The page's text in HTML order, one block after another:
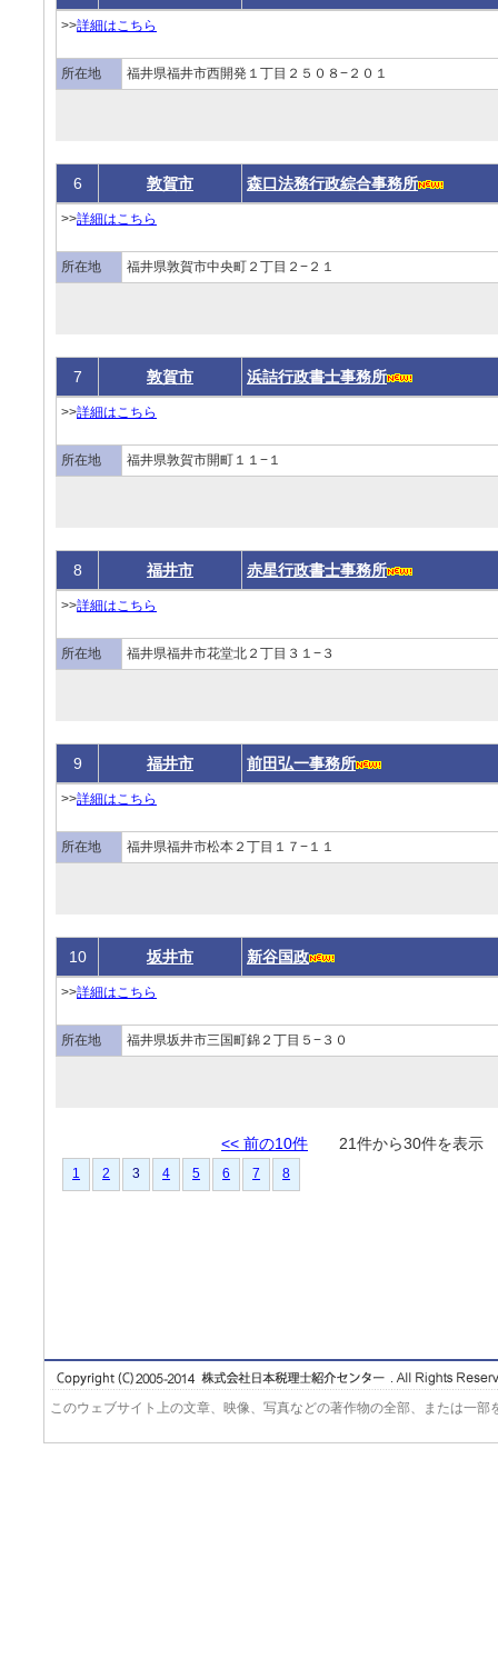
>>詳細はこちら
所在地 福井県福井市西開発１丁目２５０８−２０１
6 敦賀市 森口法務行政綜合事務所
>>詳細はこちら
所在地 福井県敦賀市中央町２丁目２−２１
7 敦賀市 浜詰行政書士事務所
>>詳細はこちら
所在地 福井県敦賀市開町１１−１
8 福井市 赤星行政書士事務所
>>詳細はこちら
所在地 福井県福井市花堂北２丁目３１−３
9 福井市 前田弘一事務所
>>詳細はこちら
所在地 福井県福井市松本２丁目１７−１１
10 坂井市 新谷国政
>>詳細はこちら
所在地 福井県坂井市三国町錦２丁目５−３０
<< 前の10件 21件から30件を表
1 2 3 4 5 6 7 8
このウェブサイト上の文章、映像、写真などの著作物の全部、または一